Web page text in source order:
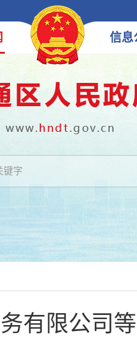
信息
有限公司